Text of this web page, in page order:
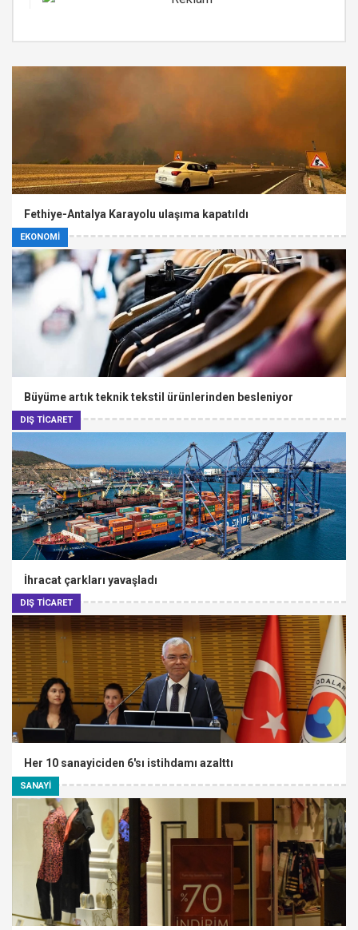
EKONOMİ
Fethiye-Antalya Karayolu ulaşıma kapatıldı
DIŞ TİCARET
Büyüme artık teknik tekstil ürünlerinden besleniyor
DIŞ TİCARET
İhracat çarkları yavaşladı
SANAYİ
Her 10 sanayiciden 6'sı istihdamı azalttı